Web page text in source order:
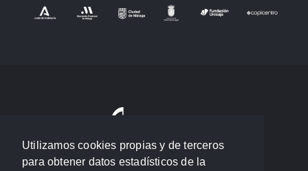
Utilizamos cookies propias y de terceros
para obtener datos estadísticos de la